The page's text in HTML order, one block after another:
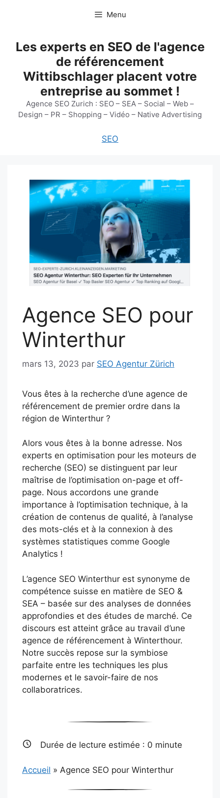
Menu
Les experts en SEO de l'agence
de référencement
Wittibschlager placent votre
entreprise au sommet !
Agence SEO Zurich : SEO – SEA – Social – Web –
Design – PR – Shopping – Vidéo – Native Advertising
SEO
Agence SEO pour
Winterthur
mars 13, 2023 par SEO Agentur Zürich
Vous êtes à la recherche d’une agence de
référencement de premier ordre dans la
région de Winterthur ?
Alors vous êtes à la bonne adresse. Nos
experts en optimisation pour les moteurs de
recherche (SEO) se distinguent par leur
maîtrise de l’optimisation on-page et off-
page. Nous accordons une grande
importance à l’optimisation technique, à la
création de contenus de qualité, à l’analyse
des mots-clés et à la connexion à des
systèmes statistiques comme Google
Analytics !
L’agence SEO Winterthur est synonyme de
compétence suisse en matière de SEO &
SEA – basée sur des analyses de données
approfondies et des études de marché. Ce
discours est atteint grâce au travail d’une
agence de référencement à Winterthour.
Notre succès repose sur la symbiose
parfaite entre les techniques les plus
modernes et le savoir-faire de nos
collaboratrices.
Durée de lecture estimée : 0 minute
Accueil » Agence SEO pour Winterthur